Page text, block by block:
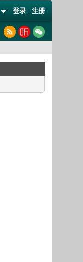
登录 注册